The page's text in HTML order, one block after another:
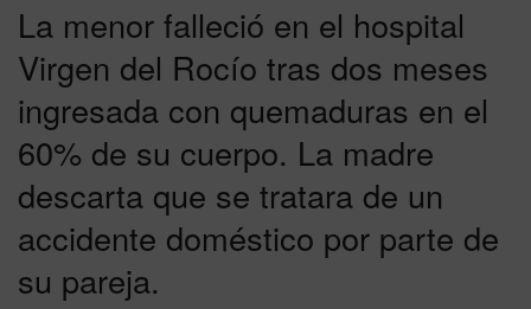
La menor falleció en el hospital
Virgen del Rocío tras dos meses
ingresada con quemaduras en el
60% de su cuerpo. La madre
descarta que se tratara de un
accidente doméstico por parte de
su pareja.